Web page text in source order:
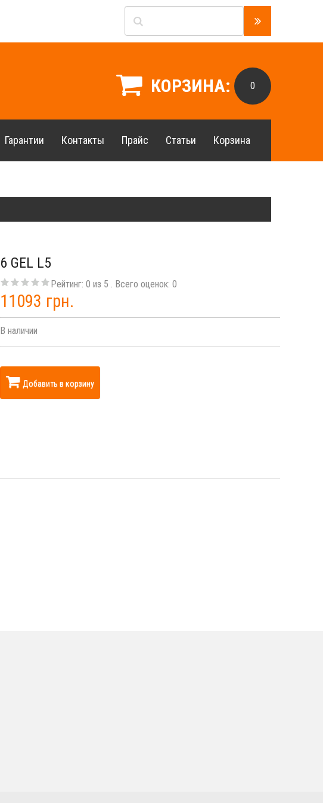
КОРЗИНА: 0
Гарантии Контакты Прайс Статьи Корзина
6 GEL L5
Рейтинг: 0 из 5 . Всего оценок: 0
11093 грн.
В наличии
Добавить в корзину